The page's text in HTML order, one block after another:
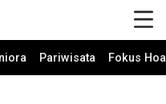
Pariwisata Fokus